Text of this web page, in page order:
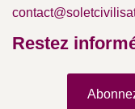
Restez